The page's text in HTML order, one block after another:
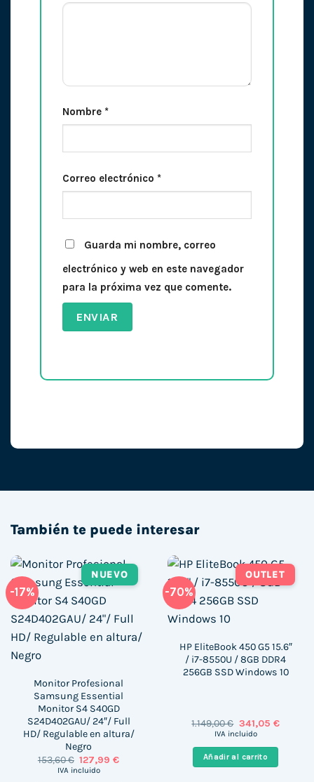
Nombre *
Correo electrónico *
Guarda mi nombre, correo
electrónico y web en este navegador
para la próxima vez que comente.
También te puede interesar
-17%
NUEVO
Monitor Profesional
Samsung Essential
Monitor S4 S40GD
S24D402GAU/ 24″/ Full
HD/ Regulable en altura/
Negro
153,60€ El
precio
127,99€El
IVA incluido
-70%
OUTLET
HP EliteBook 450 G5 15.6″
/ i7-8550U / 8GB DDR4
256GB SSD Windows 10
1.149,00€ El
precio
era:
1.149,00 €.
341,05 €El
IVA incluido
Añadir al carrito